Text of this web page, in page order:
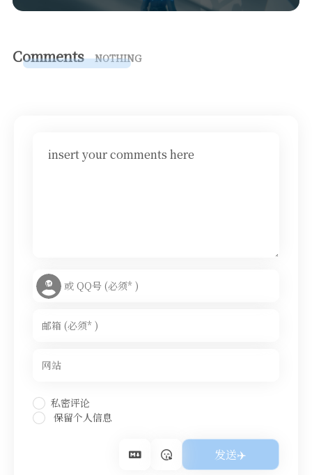
Comments NOTHING
insert your comments here
私密评论
保留个人信息